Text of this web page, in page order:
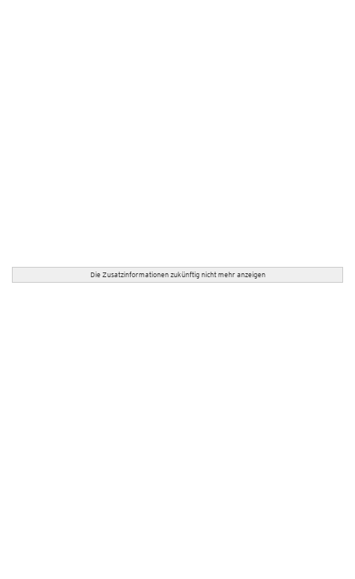
Die Zusatzinformationen zukünftig nicht mehr anzeigen